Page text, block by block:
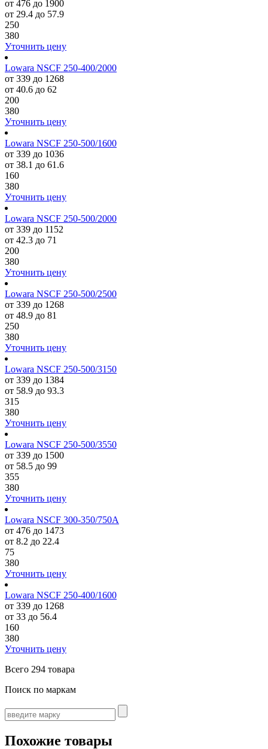
от 476 до 1900
от 29.4 до 57.9
250
380
Уточнить цену
Lowara NSCF 250-400/2000
от 339 до 1268
от 40.6 до 62
200
380
Уточнить цену
Lowara NSCF 250-500/1600
от 339 до 1036
от 38.1 до 61.6
160
380
Уточнить цену
Lowara NSCF 250-500/2000
от 339 до 1152
от 42.3 до 71
200
380
Уточнить цену
Lowara NSCF 250-500/2500
от 339 до 1268
от 48.9 до 81
250
380
Уточнить цену
Lowara NSCF 250-500/3150
от 339 до 1384
от 58.9 до 93.3
315
380
Уточнить цену
Lowara NSCF 250-500/3550
от 339 до 1500
от 58.5 до 99
355
380
Уточнить цену
Lowara NSCF 300-350/750A
от 476 до 1473
от 8.2 до 22.4
75
380
Уточнить цену
Lowara NSCF 250-400/1600
от 339 до 1268
от 33 до 56.4
160
380
Уточнить цену
Всего 294 товара
Поиск по маркам
Похожие товары